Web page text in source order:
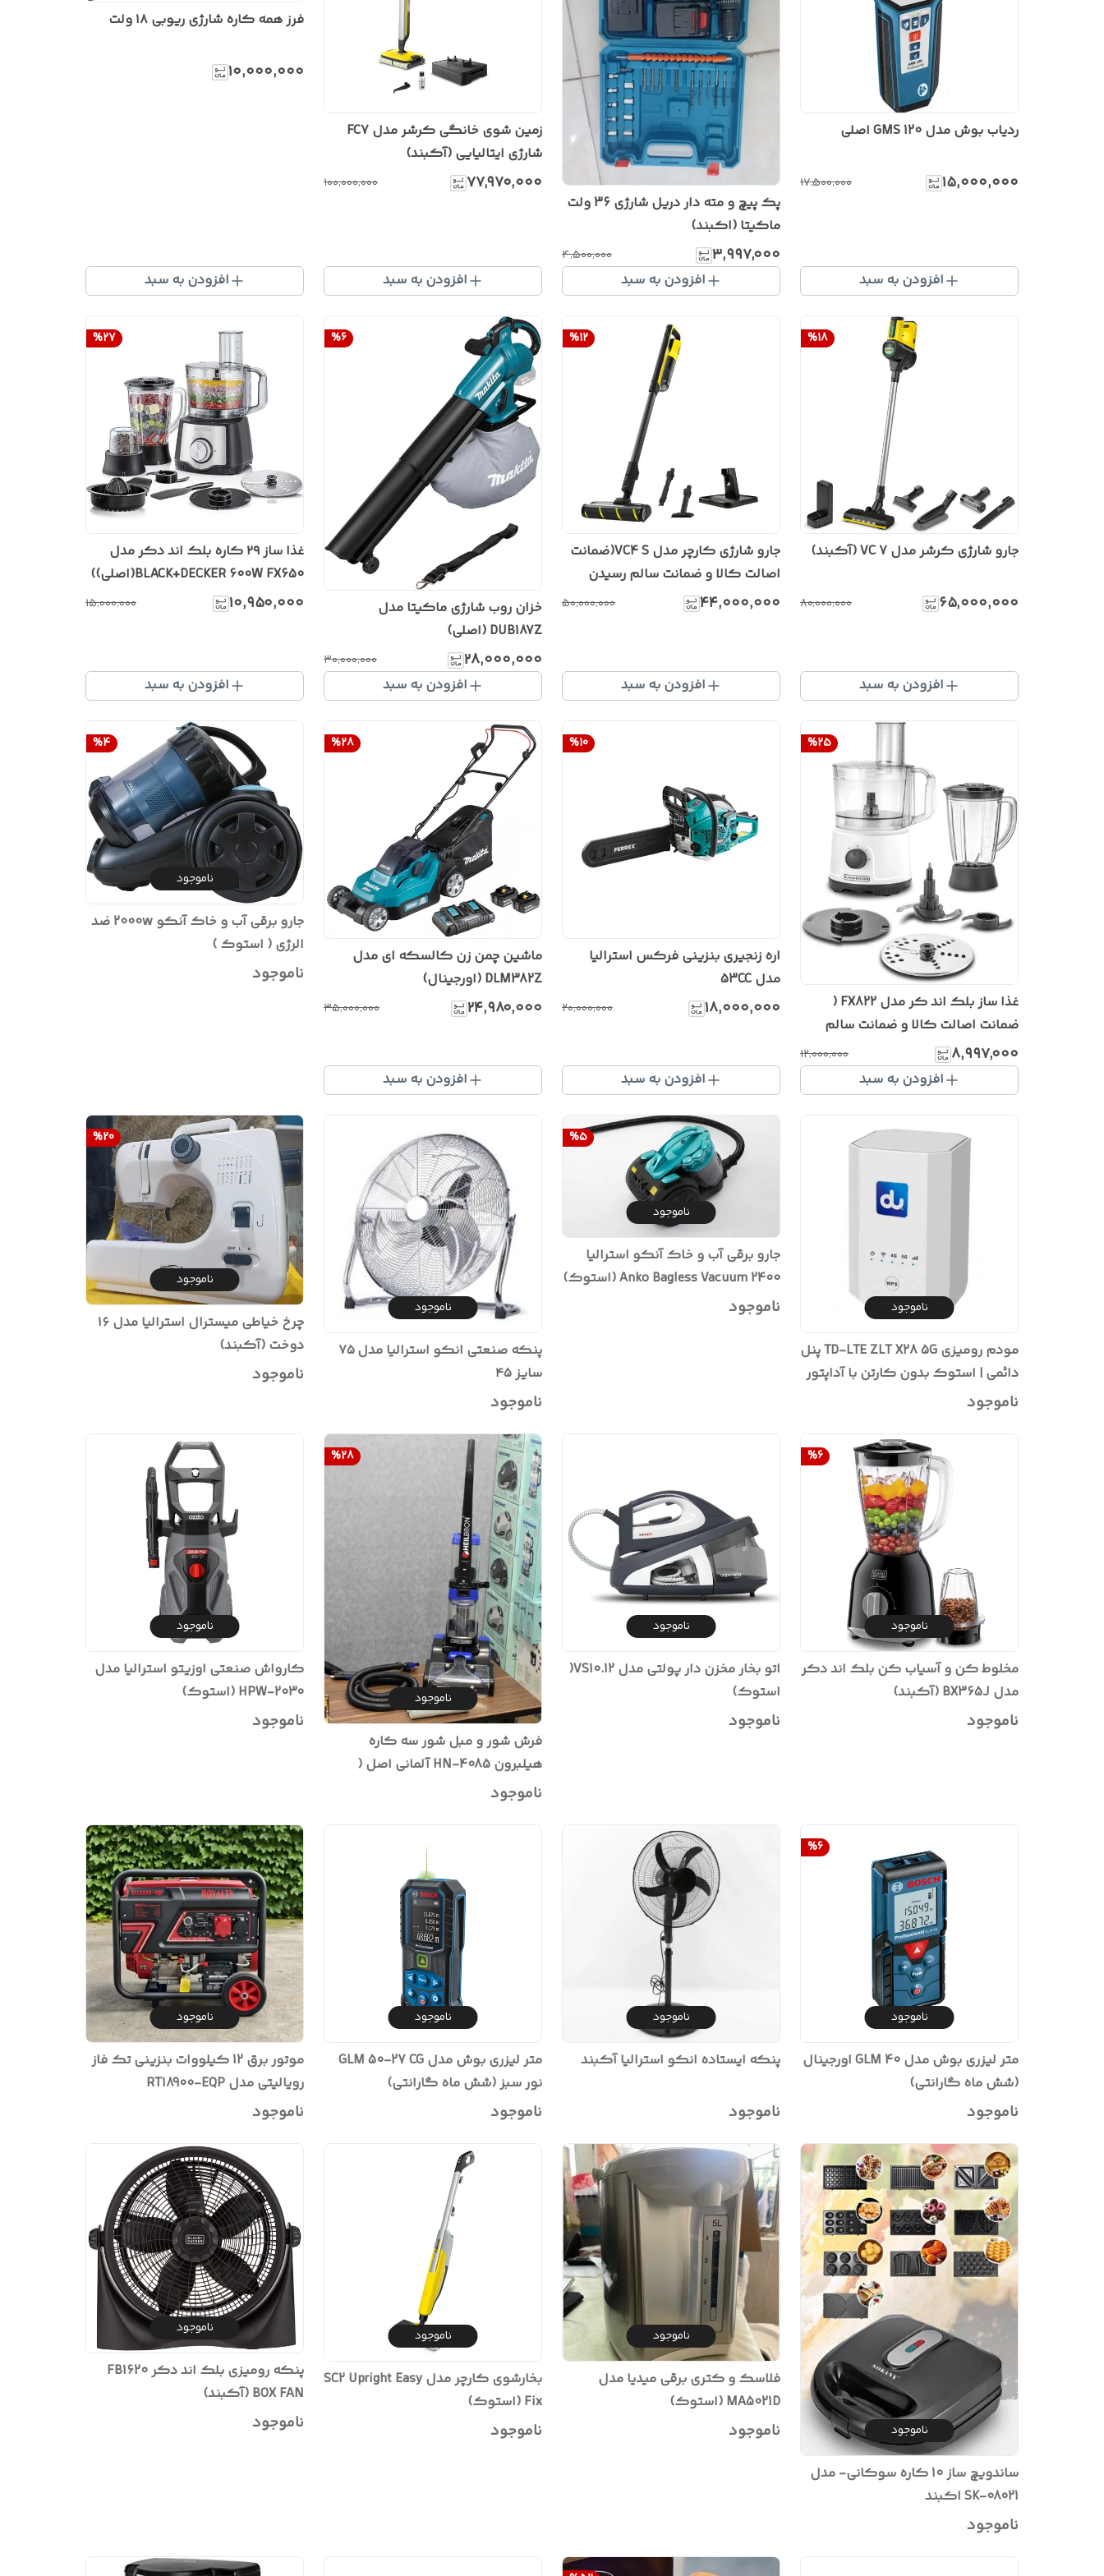
ردیاب بوش مدل GMS 120 اصلی
۱۵٬۰۰۰٬۰۰۰ ۱۷٬۵۰۰٬۰۰۰
افزودن به سبد
پک پیچ و مته دار دریل شارژی 36 ولت
ماکیتا (اکبند)
۳٬۹۹۷٬۰۰۰ ۴٬۵۰۰٬۰۰۰
افزودن به سبد
زمین شوی خانگی کرشر مدل FC7
شارژی ایتالیایی (آکبند)
۷۷٬۹۷۰٬۰۰۰ ۱۰۰٬۰۰۰٬۰۰۰
افزودن به سبد
فرز همه کاره شارژی ریوبی ۱۸ ولت
۱۰٬۰۰۰٬۰۰۰
افزودن به سبد
%18
جارو شارژی کرشر مدل VC 7 (آکبند)
۶۵٬۰۰۰٬۰۰۰ ۸۰٬۰۰۰٬۰۰۰
افزودن به سبد
%12
جارو شارژی کارچر مدل VC4 S(ضمانت
اصالت کالا و ضمانت سالم رسیدن
کالا به دست مشتری (اکبند)
۴۴٬۰۰۰٬۰۰۰ ۵۰٬۰۰۰٬۰۰۰
افزودن به سبد
%6
خزان روب شارژی ماکیتا مدل
DUB187Z (اصلی)
۲۸٬۰۰۰٬۰۰۰ ۳۰٬۰۰۰٬۰۰۰
افزودن به سبد
%27
غذا ساز ۲۹ کاره بلک اند دکر مدل
BLACK+DECKER 600W FX650(اصلی))
۱۰٬۹۵۰٬۰۰۰ ۱۵٬۰۰۰٬۰۰۰
افزودن به سبد
%25
غذا ساز بلک اند کر مدل FX822 (
ضمانت اصالت کالا و ضمانت سالم
رسیدن کالا به دست مشتری)(اکبند)
۸٬۹۹۷٬۰۰۰ ۱۲٬۰۰۰٬۰۰۰
افزودن به سبد
%10
اره زنجیری بنزینی فرکس استرالیا
مدل 53CC
۱۸٬۰۰۰٬۰۰۰ ۲۰٬۰۰۰٬۰۰۰
افزودن به سبد
%28
ماشین چمن زن کالسکه ای مدل
DLM382Z (اورجینال)
۲۴٬۹۸۰٬۰۰۰ ۳۵٬۰۰۰٬۰۰۰
افزودن به سبد
%4
ناموجود
جارو برقی آب و خاک آنکو 2000w ضد
الرژی ( استوک )
ناموجود
ناموجود
مودم رومیزی TD-LTE ZLT X28 5G پنل
دائمی | استوک بدون کارتن با آداپتور
اورجینال
ناموجود
%5
ناموجود
جارو برقی آب و خاک آنکو استرالیا
2400 Anko Bagless Vacuum (استوک)
ناموجود ناموجود
پنکه صنعتی انکو استرالیا مدل ۷۵
سایز ۴۵
ناموجود
%20
ناموجود
چرخ خیاطی میسترال استرالیا مدل ۱۶
دوخت (آکبند)
ناموجود
%6
ناموجود
مخلوط کن و آسیاب کن بلک اند دکر
مدل BX365J (آکبند)
ناموجود
ناموجود
اتو بخار مخزن دار پولتی مدل VS10.12(
استوک)
ناموجود
%28
ناموجود
فرش شور و مبل شور سه کاره
هیلبرون HN-4085 آلمانی اصل (
استوک)
ناموجود
ناموجود
کارواش صنعتی اوزیتو استرالیا مدل
HPW-2030 (استوک)
ناموجود
%6
ناموجود
متر لیزری بوش مدل GLM 40 اورجینال
(شش ماه گارانتی)
ناموجود
ناموجود
پنکه ایستاده انکو استرالیا آکبند
ناموجود
ناموجود
متر لیزری بوش مدل GLM 50-27 CG
نور سبز (شش ماه گارانتی)
ناموجود
ناموجود
موتور برق 12 کیلووات بنزینی تک فاز
رویالیتی مدل RT18900-EQP
ناموجود
ناموجود
ساندویچ ساز 10 کاره سوکانی- مدل
SK-08021 اکبند
ناموجود
ناموجود
فلاسک و کتری برقی میدیا مدل
MA5021D (استوک)
ناموجود
ناموجود
بخارشوی کارچر مدل SC2 Upright Easy
Fix (استوک)
ناموجود
ناموجود
پنکه رومیزی بلک اند دکر FB1620
BOX FAN (آکبند)
ناموجود